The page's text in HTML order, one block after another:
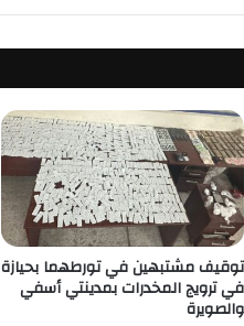
توقيف مشتبهين في تورطهما بحيازة
في ترويج المخدرات بمدينتي أسفي
والصويرة